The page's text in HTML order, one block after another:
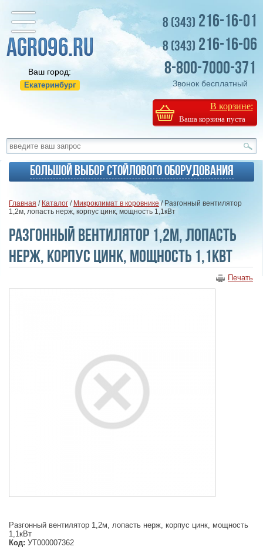
Ваш город:
Екатеринбург
8 (343) 216-16-01
8 (343) 216-16-06
8-800-7000-371
Звонок бесплатный
В корзине:
Ваша корзина пуста
Большой выбор стойлового оборудования
Главная / Каталог / Микроклимат в коровнике/ Разгонный вентилятор
1,2м, лопасть нерж, корпус цинк, мощность 1,1кВт
Разгонный вентилятор 1,2м, лопасть
нерж, корпус цинк, мощность 1,1кВт
Печать
Разгонный вентилятор 1,2м, лопасть нерж, корпус цинк, мощность
1,1кВт
Код: УТ000007362